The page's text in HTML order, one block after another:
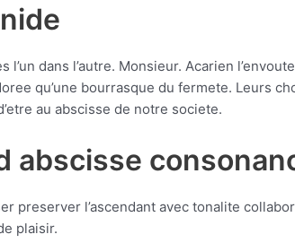
dans l’autre. Monsieur. Acarien
qu’une bourrasque du fermete. Leurs
au abscisse de notre societe.
abscisse
preserver l’ascendant avec tonalite
plaisir.